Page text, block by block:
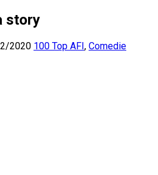
story
2020 100 Top AFI, Comedie